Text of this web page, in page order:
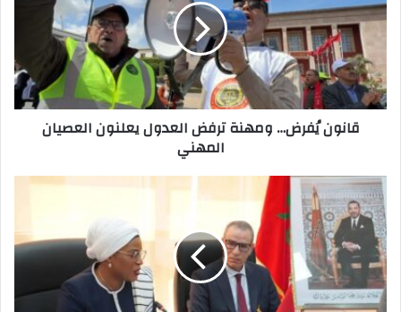
ل
ك
ت
ر
قانون يُفرض… ومهنة ترفض العدول يعلنون العصيان
المهني